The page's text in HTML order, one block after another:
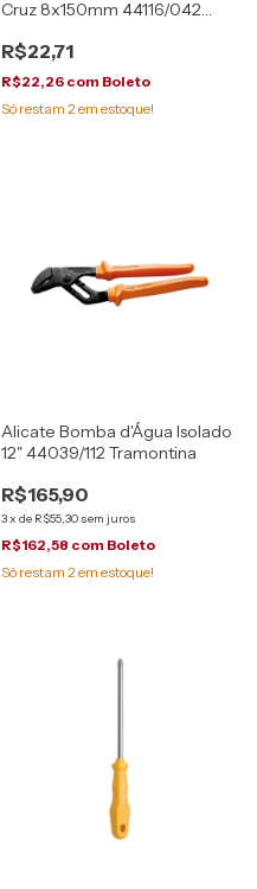
Cruz 8x150mm 44116/042
R$22,71
R$22,26 com Boleto
Só restam 2 em estoque!
Alicate Bomba d'Água Isolado
12" 44039/112 Tramontina
R$165,90
3x de R$55,30 sem juros
R$162,58 com Boleto
Só restam 2 em estoque!